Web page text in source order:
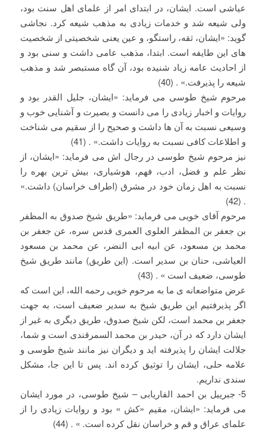
عیاشی است. ایشان، در ابتدای امر از علمای اهل سنت بود،
ولی شیعه شد و خدمات زیادی به مذهب شیعه کرد. نجاشی
گوید: «ایشان، ثقه، راستگو، و عین یعنی شخصیتی از شخصیت
های این طایفه است. ابتدا، مذهب عامی داشت و سنی بود و
از احادیث عامه زیاد شنیده بود، آن گاه مستبصر شد و مذهب
شیعه را پذیرفت.» . (40)
مرحوم شیخ طوسی می فرماید: «ایشان، جلیل القدر بود و
روایات و اخبار زیادی را می دانست و بصیرت و آشنایی خوب و
وسیعی نسبت به آن ها داشت و صحیح را از سقیم می شناخت
و اطلاعات کافی نسبت به روایات داشت.» . (41)
نیز مرحوم شیخ طوسی در رجال اش می فرماید: «ایشان، از
نظر علم و فضل، ادب، فهم، هوشیاری، بیش ترین بهره را
نسبت به اهل زمان خود در مشرق (اطراف خراسان) داشت.»
. (42)
مرحوم آقای خویی می فرماید: «طریق شیخ صدوق به المظفر
بن جعفر بن المظفر العلوی العمری قدس سره، عن جعفر بن
محمد بن مسعود، عن ابیه ابی النضر، عن محمد بن مسعود
العیاشی، حنان بن سدیر است. (این طریق) مانند طریق شیخ
طوسی، ضعیف است » . (43)
عرض متواضعانه ی ما به مرحوم خویی رحمه الله، این است که
اگر پذیرفتیم این طریق شیخ به سدیر ضعیف است، به جهت
جعفر بن محمد است، لکن شیخ صدوق، طریق دیگری به غیر از
ایشان دارد که در آن، حیدر بن محمد السمرقندی است و شما،
جلالت ایشان را پذیرفته اید و دیگران نیز مانند شیخ طوسی و
علامه حلی، ایشان را توثیق کرده اند. پس تا این جا، مشکل
سندی نداریم.
5- جبرییل بن احمد الفاریابی – شیخ طوسی، در مورد ایشان
می فرماید: «ایشان، مقیم «کش » بود و روایات زیادی را از
علمای عراق و قم و خراسان نقل کرده است. » . (44)